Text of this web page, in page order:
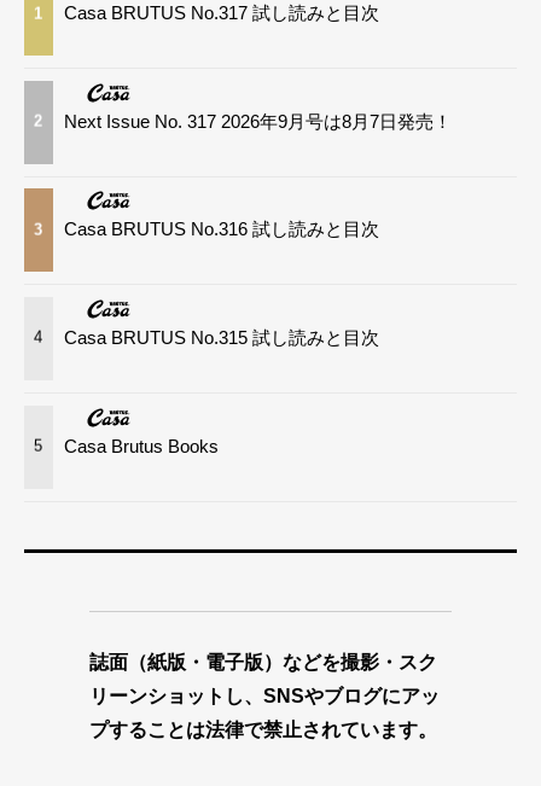
1 Casa BRUTUS No.317 試し読みと目次
2 Next Issue No. 317 2026年9月号は8月7日発売！
3 Casa BRUTUS No.316 試し読みと目次
4 Casa BRUTUS No.315 試し読みと目次
5 Casa Brutus Books
誌面（紙版・電子版）などを撮影・スク
リーンショットし、SNSやブログにアッ
プすることは法律で禁止されています。